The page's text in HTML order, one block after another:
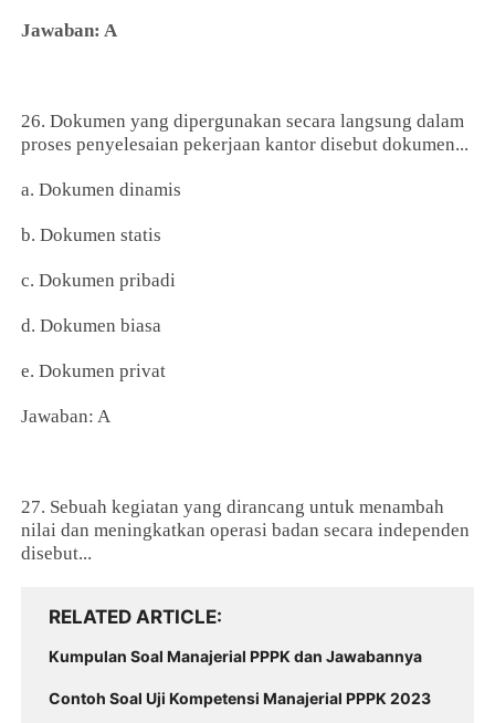
Jawaban: A
26. Dokumen yang dipergunakan secara langsung dalam
proses penyelesaian pekerjaan kantor disebut dokumen...
a. Dokumen dinamis
b. Dokumen statis
c. Dokumen pribadi
d. Dokumen biasa
e. Dokumen privat
Jawaban: A
27. Sebuah kegiatan yang dirancang untuk menambah
nilai dan meningkatkan operasi badan secara independen
disebut...
RELATED ARTICLE
Kumpulan Soal Manajerial PPPK dan Jawabannya
Contoh Soal Uji Kompetensi Manajerial PPPK 2023